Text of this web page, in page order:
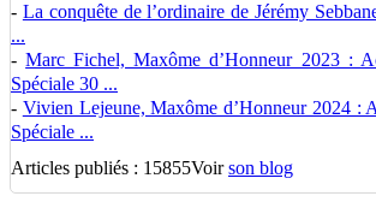
- La conquête de l’ordinaire de Jérémy
...
-Marc Fichel, Maxôme d’Honneur 2023 :
Spéciale 30 ...
- Vivien Lejeune, Maxôme d’Honneur 2024 :
Spéciale ...
Articles publiés : 15855Voirson blog